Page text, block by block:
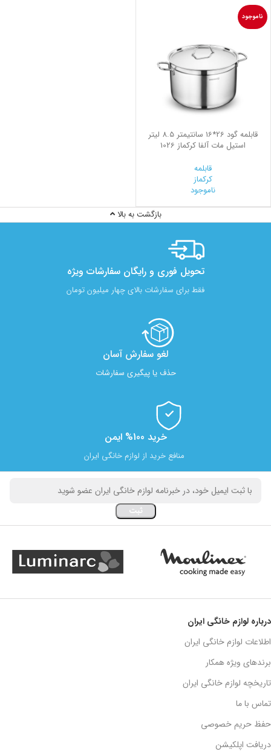
ناموجود
قابلمه گود 26*16 سانتیمتر 8.5 لیتر
استیل مات آلفا کرکماز 1026
قابلمه
کرکماز
ناموجود
بازگشت به بالا
تحویل فوری و رایگان سفارشات ویژه
فقط برای سفارشات بالای چهار میلیون تومان
لغو سفارش آسان​
حذف یا پیگیری سفارشات
خرید 100% ایمن
منافع خرید از لوازم خانگی ایران
درباره لوازم خانگی ایران
اطلاعات لوازم خانگی ایران
برندهای ویژه همکار
تاریخچه لوازم خانگی ایران
تماس با ما
حفظ حریم خصوصی
دریافت اپلکیشن